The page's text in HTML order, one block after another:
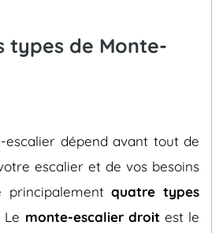
types de Monte-
escalier dépend avant tout de
escalier et de vos besoins
principalementquatre types
Le monte-escalier droit est le